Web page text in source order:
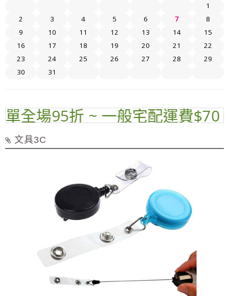
1
2
3 4 5 6 7
8
9
10 11 12 13 14
15
16
17 18 19 20 21
22
23
24 25 26 27 28
29
30
31
全場95折 ~ 一般宅配運費$70
文具3C